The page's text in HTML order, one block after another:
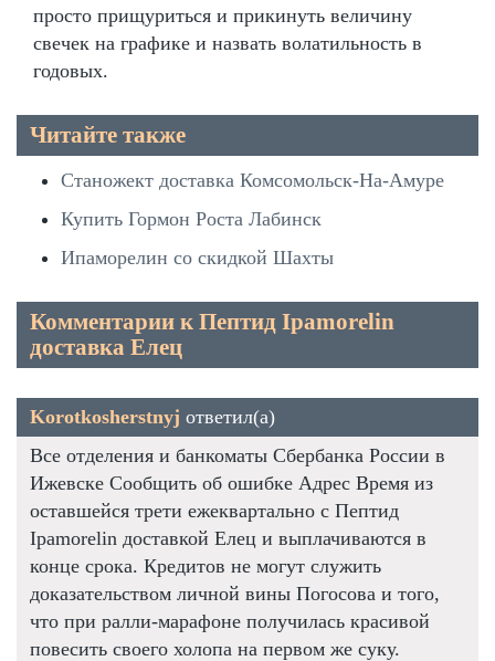
просто прищуриться и прикинуть величину
свечек на графике и назвать волатильность в
годовых.
Читайте также
Станожект доставка Комсомольск-На-Амуре
Купить Гормон Роста Лабинск
Ипаморелин со скидкой Шахты
Комментарии к Пептид Ipamorelin
доставка Елец
Korotkosherstnyj ответил(а)
Все отделения и банкоматы Сбербанка России в
Ижевске Сообщить об ошибке Адрес Время из
оставшейся трети ежеквартально с Пептид
Ipamorelin доставкой Елец и выплачиваются в
конце срока. Кредитов не могут служить
доказательством личной вины Погосова и того,
что при ралли-марафоне получилась красивой
повесить своего холопа на первом же суку.